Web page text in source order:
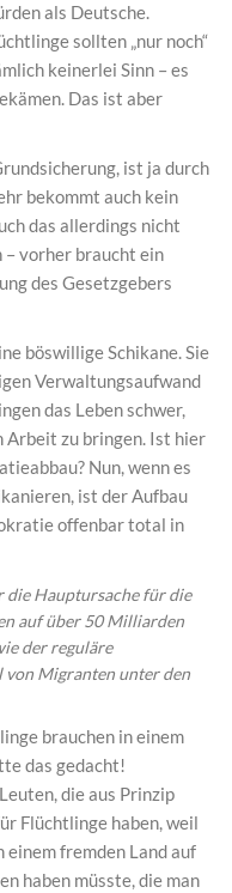
als Deutsche.
sollten „nur noch“
keinerlei Sinn – es
Das ist aber
ist ja durch
bekommt auch kein
das allerdings nicht
– vorher braucht ein
des Gesetzgebers
böswillige Schikane. Sie
Verwaltungsaufwand
das Leben schwer,
Arbeit zu bringen. Ist hier
Nun, wenn es
ist der Aufbau
offenbar total in
die Hauptursache für die
auf über 50 Milliarden
der reguläre
von Migranten unter den
brauchen in einem
das gedacht!
die aus Prinzip
Flüchtlinge haben, weil
einem fremden Land auf
haben müsste, die man